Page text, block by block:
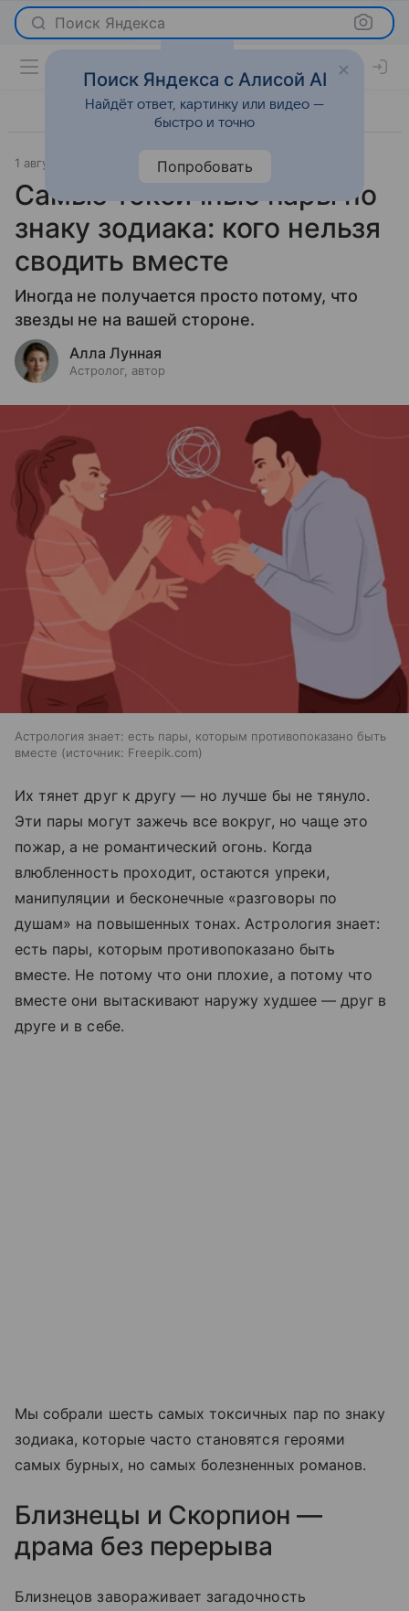
Поиск Яндекса
1 августа 2026 Леди Mail Гороскопы
Самые токсичные пары по
знаку зодиака: кого нельзя
сводить вместе
Иногда не получается просто потому, что
звезды не на вашей стороне.
Алла Лунная
Астролог, автор
Астрология знает: есть пары, которым противопоказано быть
вместе
источник: Freepik.com
Их тянет друг к другу — но лучше бы не тянуло.
Эти пары могут зажечь все вокруг, но чаще это
пожар, а не романтический огонь. Когда
влюбленность проходит, остаются упреки,
манипуляции и бесконечные «разговоры по
душам» на повышенных тонах. Астрология знает:
есть пары, которым противопоказано быть
вместе. Не потому что они плохие, а потому что
вместе они вытаскивают наружу худшее — друг в
друге и в себе.
Мы собрали шесть самых токсичных пар по знаку
зодиака, которые часто становятся героями
самых бурных, но самых болезненных романов.
Близнецы и Скорпион —
драма без перерыва
Близнецов завораживает загадочность
Поиск Яндекса с Алисой AI
Найдёт ответ, картинку или видео —
быстро и точно
Попробовать